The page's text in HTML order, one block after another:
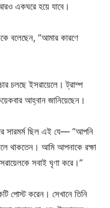
একঘরে হয়ে যাবে।
বলেছেন, “আমার কারণে
চলছে ইসরায়েলে। ট্রাম্প
আহ্বান জানিয়েছেন।
সারমর্ম ছিল এই যে— “আপনি
থাকতেন। আমি আপনাকে রক্ষা
সবাই ঘৃণা করে।”
পোস্ট করেন। সেখানে তিনি